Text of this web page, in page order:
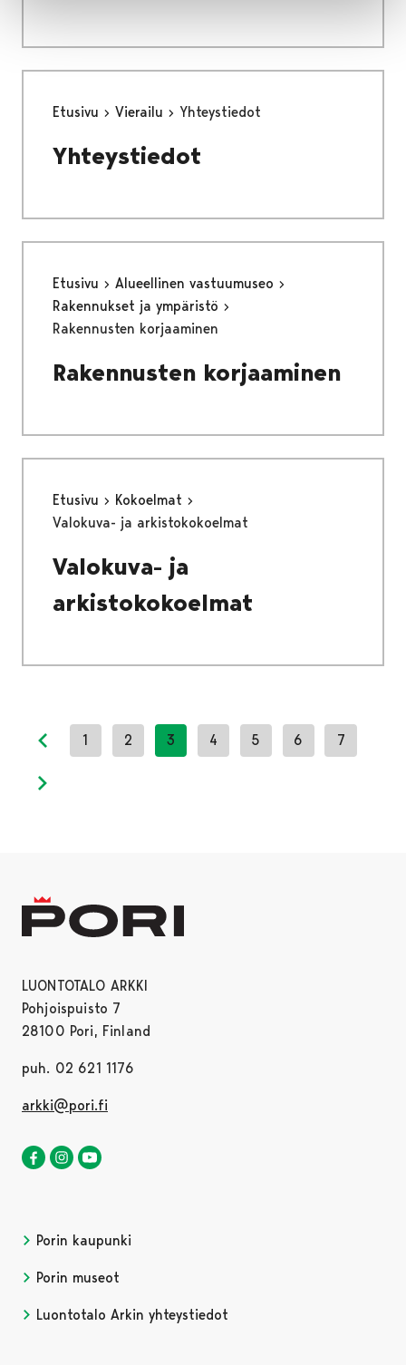
Etusivu Vierailu Yhteystiedot
Yhteystiedot
Etusivu
Alueellinen vastuumuseo
Rakennukset ja ympäristö
Rakennusten korjaaminen
Rakennusten korjaaminen
Etusivu
Kokoelmat
Valokuva- ja arkistokokoelmat
Valokuva- ja
arkistokokoelmat
Previous page
1 2 3 4 5 6 7
LUONTOTALO ARKKI
Pohjoispuisto 7
28100 Pori, Finland
puh. 02 621 1176
arkki@pori.fi
Luontotalo Arkki Facebookissa
Avautuu uudessa välilehdessä
Luontotalo Arkki Instagramissa
Avautuu uudessa välilehdessä
Porin kaupunki
Porin museot
Luontotalo Arkin yhteystiedot